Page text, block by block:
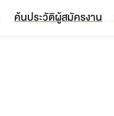
ค้นประวัติผู้สมัครงาน